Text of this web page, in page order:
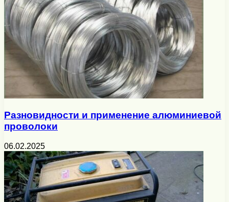
Разновидности и применение алюминиевой
проволоки
06.02.2025